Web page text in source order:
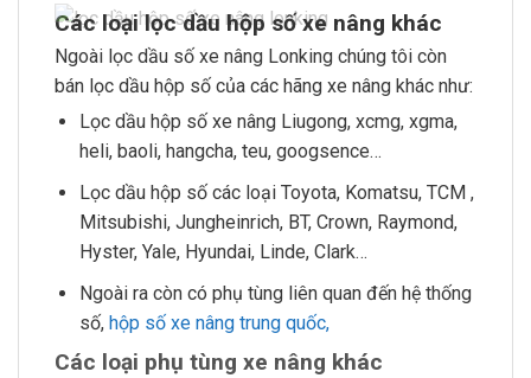
Các loại lọc dầu hộp số xe nâng khác
Ngoài lọc dầu số xe nâng Lonking chúng tôi còn
bán lọc dầu hộp số của các hãng xe nâng khác như:
Lọc dầu hộp số xe nâng Liugong, xcmg, xgma,
heli, baoli, hangcha, teu, googsence…
Lọc dầu hộp số các loại Toyota, Komatsu, TCM ,
Mitsubishi, Jungheinrich, BT, Crown, Raymond,
Hyster, Yale, Hyundai, Linde, Clark…
Ngoài ra còn có phụ tùng liên quan đến hệ thống
số, hộp số xe nâng trung quốc,
Các loại phụ tùng xe nâng khác